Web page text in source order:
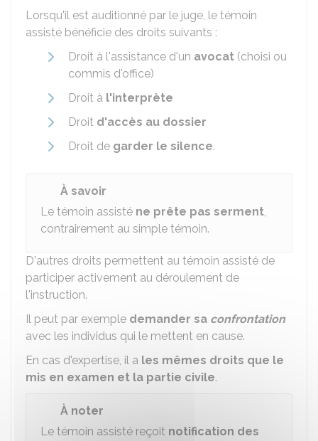
Lorsqu'il est auditionné par le juge, le témoin
assisté bénéficie des droits suivants :
Droit à l'assistance d'un avocat (choisi ou
commis d'office)
Droit à l'interprète
Droit d'accès au dossier
Droit de garder le silence.
À savoir
Le témoin assisté ne prête pas serment,
contrairement au simple témoin.
D'autres droits permettent au témoin assisté de
participer activement au déroulement de
l'instruction.
Il peut par exemple demander sa confrontation
avec les individus qui le mettent en cause.
En cas d'expertise, il a les mêmes droits que le
mis en examen et la partie civile.
À noter
Le témoin assisté reçoit notification des